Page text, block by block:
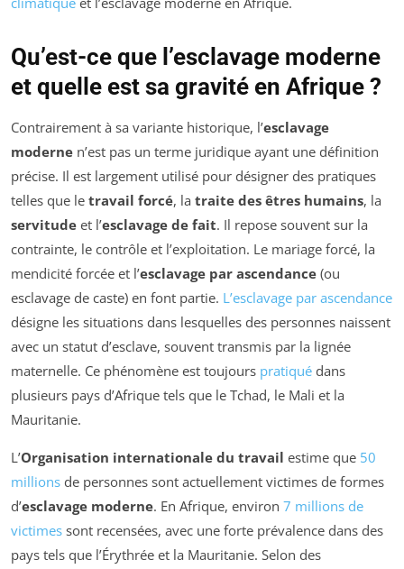
Qu’est-ce que l’esclavage moderne
et quelle est sa gravité en Afrique ?
Contrairement à sa variante historique, l’esclavage
moderne n’est pas un terme juridique ayant une définition
précise. Il est largement utilisé pour désigner des pratiques
telles que le travail forcé, la traite des êtres humains, la
servitude et l’esclavage de fait. Il repose souvent sur la
contrainte, le contrôle et l’exploitation. Le mariage forcé, la
mendicité forcée et l’esclavage par ascendance (ou
esclavage de caste) en font partie. L’esclavage par ascendance
désigne les situations dans lesquelles des personnes naissent
avec un statut d’esclave, souvent transmis par la lignée
maternelle. Ce phénomène est toujours pratiqué dans
plusieurs pays d’Afrique tels que le Tchad, le Mali et la
Mauritanie.
L’Organisation internationale du travail estime que 50
millions de personnes sont actuellement victimes de formes
d’esclavage moderne. En Afrique, environ 7 millions de
victimes sont recensées, avec une forte prévalence dans des
pays tels que l’Érythrée et la Mauritanie. Selon des